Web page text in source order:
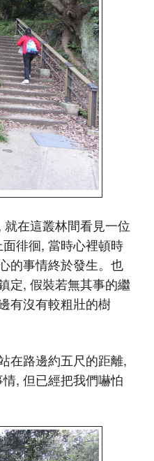
在這叢林間看見一位
徘徊, 當時心裡頓時
的事情終於發生。也
定, 假裝若無其事的繼
有沒有較粗壯的樹
在路邊約五尺的距離,
, 但已經把我們嚇怕